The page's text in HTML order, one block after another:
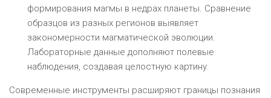
формирования магмы в недрах планеты. Сравнение
образцов из разных регионов выявляет
закономерности магматической эволюции.
Лабораторные данные дополняют полевые
наблюдения, создавая целостную картину.
Современные инструменты расширяют границы познания